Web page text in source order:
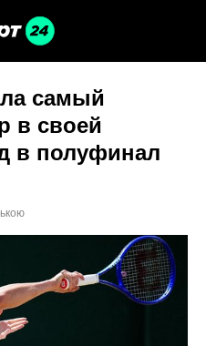
самый
в своей
в полуфинал